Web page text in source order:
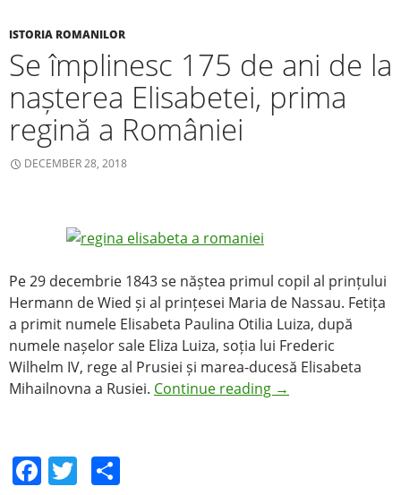
o
k
ISTORIA ROMANILOR
Se împlinesc 175 de ani de la
nașterea Elisabetei, prima
regină a României
DECEMBER 28, 2018
Pe 29 decembrie 1843 se năștea primul copil al prințului
Hermann de Wied și al prințesei Maria de Nassau. Fetița
a primit numele Elisabeta Paulina Otilia Luiza, după
numele nașelor sale Eliza Luiza, soția lui Frederic
Wilhelm IV, rege al Prusiei și marea-ducesă Elisabeta
Mihailnovna a Rusiei. Continue reading →
F T